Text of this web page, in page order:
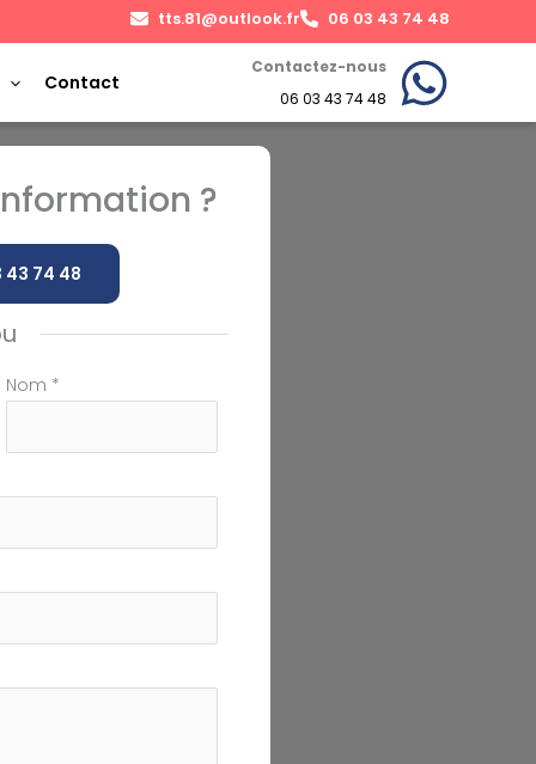
tts.81@outlook.fr 06 03 43 74 48
Contact
Contactez-nous
06 03 43 74 48
?
43 74 48
Nom *